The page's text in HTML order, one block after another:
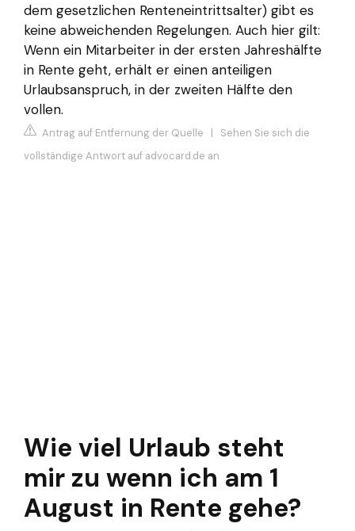
dem gesetzlichen Renteneintrittsalter) gibt es
keine abweichenden Regelungen. Auch hier gilt:
Wenn ein Mitarbeiter in der ersten Jahreshälfte
in Rente geht, erhält er einen anteiligen
Urlaubsanspruch, in der zweiten Hälfte den
vollen.
Antrag auf Entfernung der Quelle | Sehen Sie sich die
vollständige Antwort auf advocard.de an
Wie viel Urlaub steht
mir zu wenn ich am 1
August in Rente gehe?